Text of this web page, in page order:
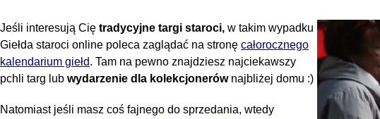
Jeśli interesują Cię tradycyjne targi staroci, w takim wypadku
Giełda staroci online poleca zaglądać na stronę całorocznego
kalendarium giełd. Tam na pewno znajdziesz najciekawszy
pchli targ lub wydarzenie dla kolekcjonerównajbliżej domu :)
Natomiast jeśli masz coś fajnego do sprzedania, wtedy